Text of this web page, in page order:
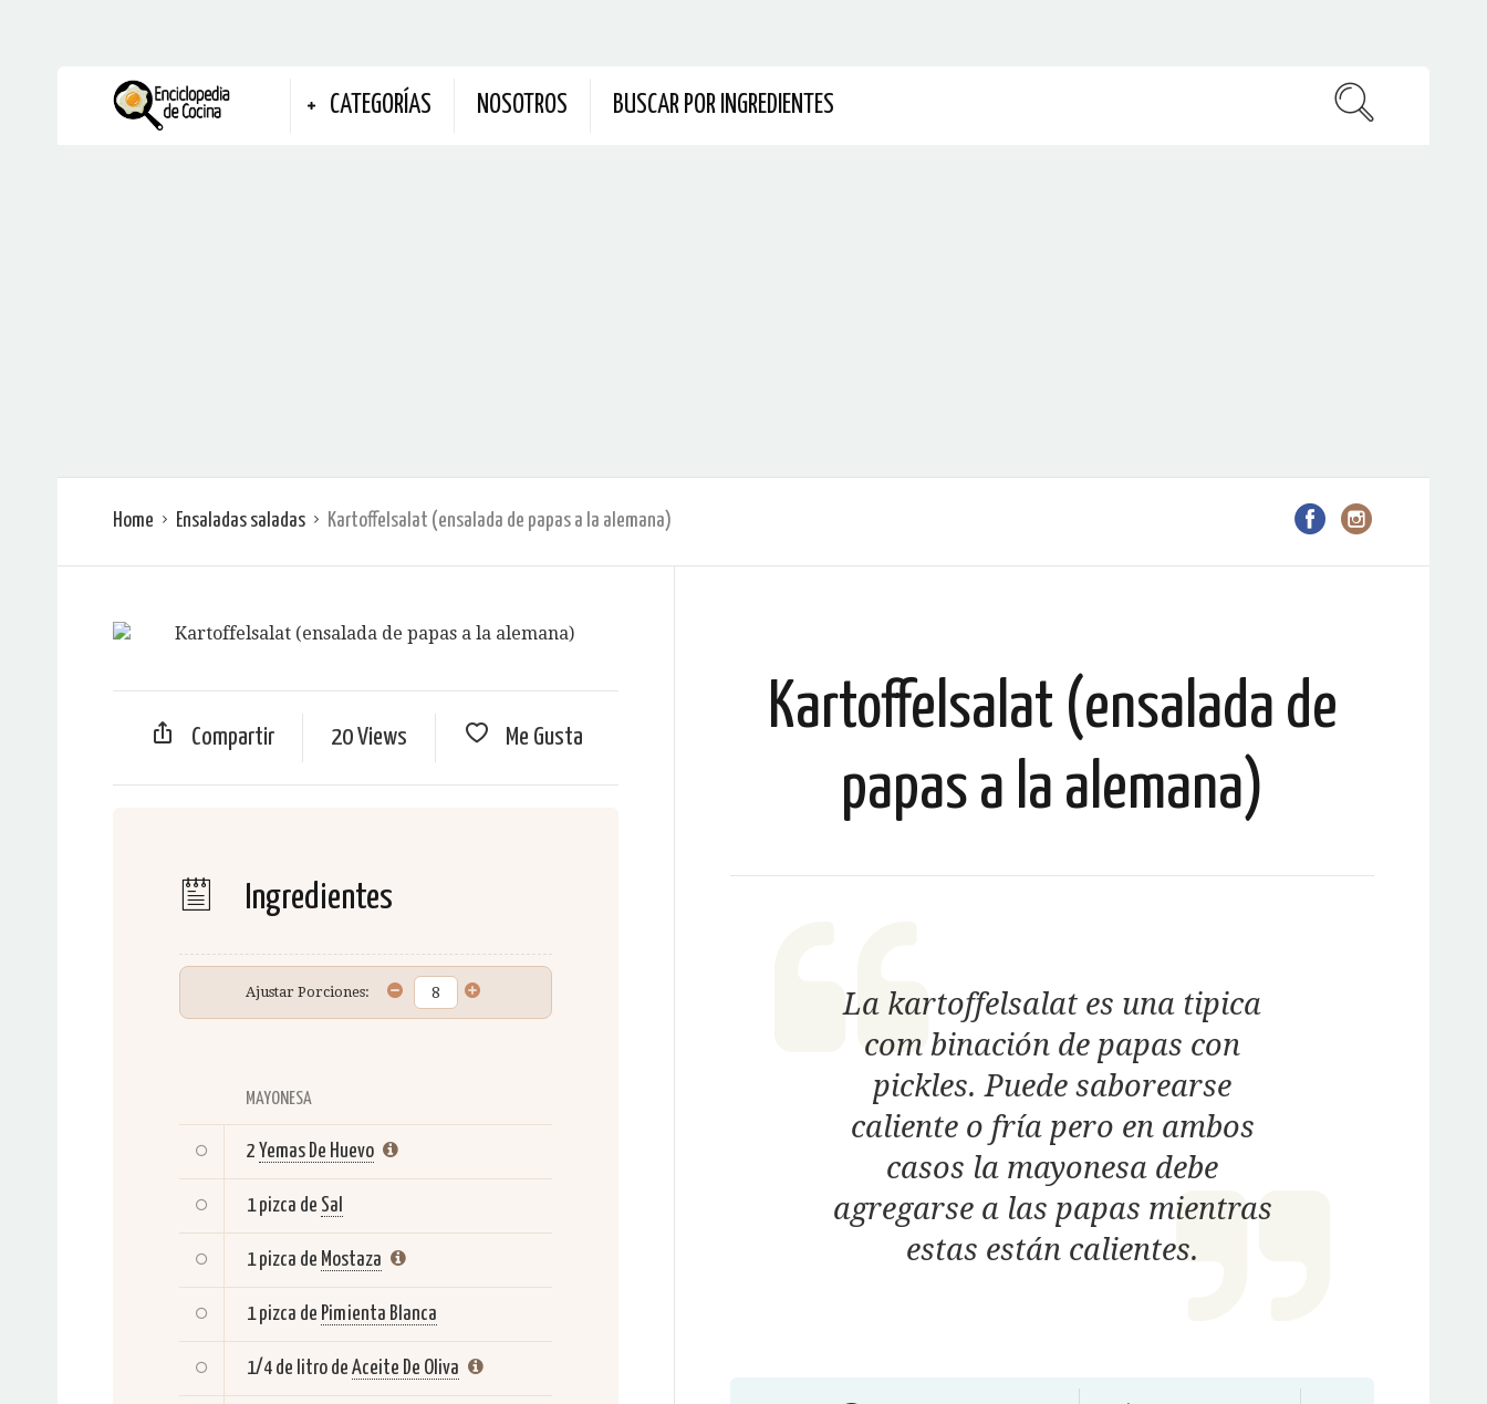
CATEGORÍAS NOSOTROS BUSCAR POR INGREDIENTES
Home Ensaladas saladas Kartoffelsalat (ensalada de papas a la alemana)
Compartir 20 Views Me Gusta
Ingredientes
Ajustar Porciones:
MAYONESA
2 Yemas De Huevo
1 pizca de Sal
1 pizca de Mostaza
1 pizca de Pimienta Blanca
1/4 de litro de Aceite De Oliva
Kartoffelsalat (ensalada de
papas a la alemana)
La kartoffelsalat es una tipica
com binación de papas con
pickles. Puede saborearse
caliente o fría pero en ambos
casos la mayonesa debe
agregarse a las papas mientras
estas están calientes.